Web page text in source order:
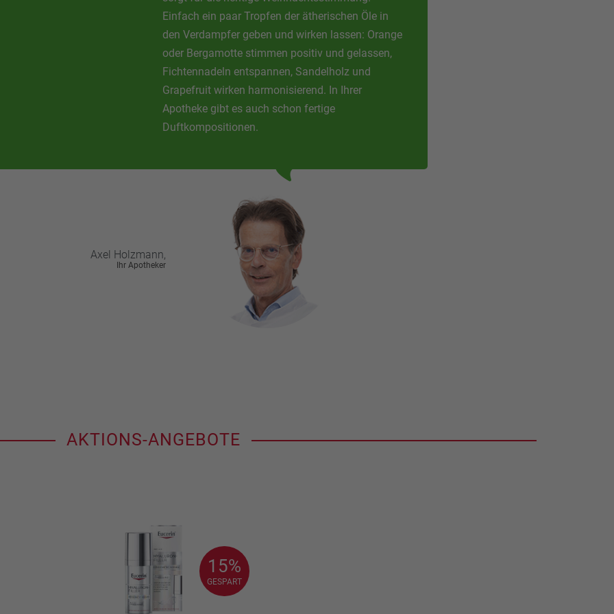
Einfach ein paar Tropfen der ätherischen Öle in
den Verdampfer geben und wirken lassen: Orange
oder Bergamotte stimmen positiv und gelassen,
Fichtennadeln entspannen, Sandelholz und
Grapefruit wirken harmonisierend. In Ihrer
Apotheke gibt es auch schon fertige
Duftkompositionen.
Axel Holzmann,
Ihr Apotheker
AKTIONS-ANGEBOTE
15%
GESPART
15%
GESPART